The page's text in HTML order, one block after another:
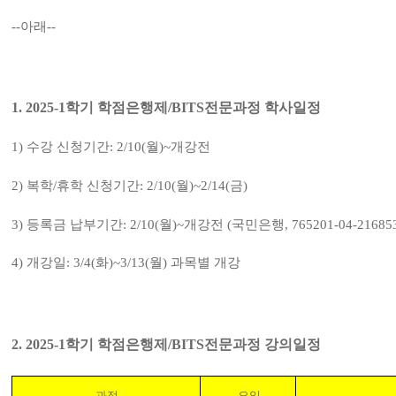
--아래--
1. 2025-1학기 학점은행제 /BITS전문과정 학사일정
1) 수강 신청기간: 2/10(월)~개강전
2) 복학/휴학 신청기간: 2/10(월)~2/14(금)
3) 등록금 납부기간: 2/10(월)~개강전 (국민은행, 765201-04-
4) 개강일: 3/4(화)~3/13(월) 과목별 개강
2. 2025-1학기 학점은행제 /BITS전문과정 강의일정